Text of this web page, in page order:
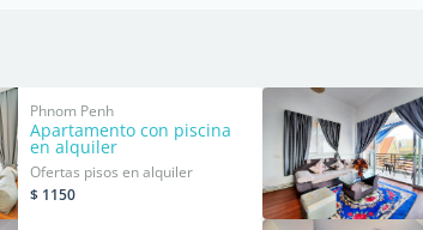
Phnom Penh
Apartamento con piscina
en alquiler
Ofertas pisos en alquiler
$ 1150